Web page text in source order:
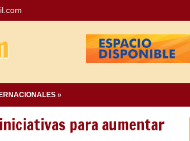
»
para aumentar